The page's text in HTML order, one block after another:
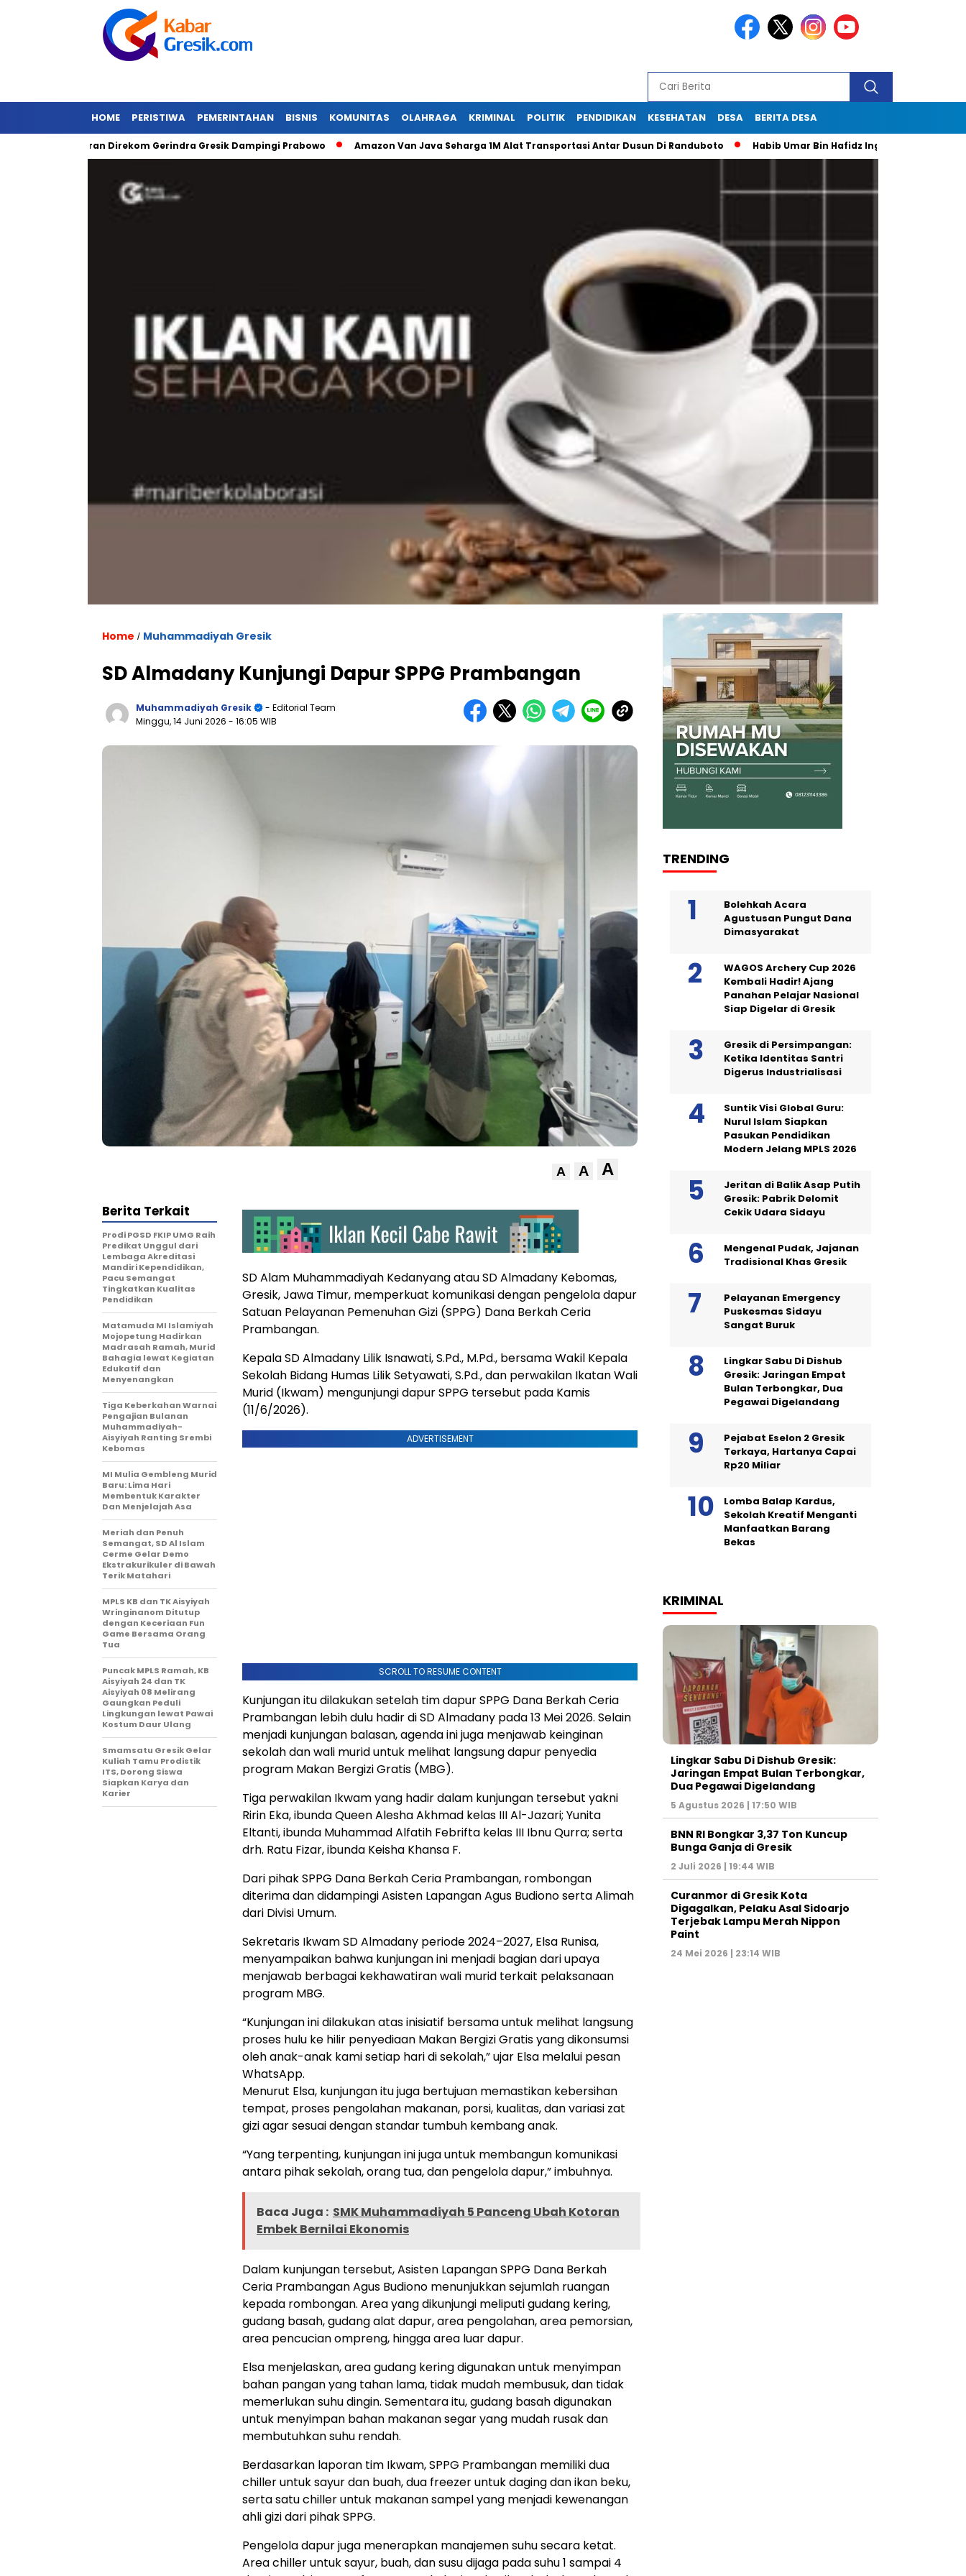
HOME PERISTIWA PEMERINTAHAN BISNIS KOMUNITAS OLAHRAGA KRIMINAL POLITIK PENDIDIKAN KESEHATAN DESA BERITA DESA
Gibran Direkom Gerindra Gresik Dampingi Prabowo Amazon Van Java Seharga 1M Alat Transportasi Antar Dusun Di Randuboto Habib Umar Bin Hafidz Ingatkan Warga Gresik Untuk
Home / Muhammadiyah Gresik
SD Almadany Kunjungi Dapur SPPG Prambangan
Muhammadiyah Gresik
- Editorial Team
Minggu, 14 Juni 2026 - 16:05 WIB
A A A
SD Alam Muhammadiyah Kedanyang atau SD Almadany Kebomas,
Gresik, Jawa Timur, memperkuat komunikasi dengan pengelola dapur
Satuan Pelayanan Pemenuhan Gizi (SPPG) Dana Berkah Ceria
Prambangan.
Kepala SD Almadany Lilik Isnawati, S.Pd., M.Pd., bersama Wakil Kepala
Sekolah Bidang Humas Lilik Setyawati, S.Pd., dan perwakilan Ikatan Wali
Murid (Ikwam) mengunjungi dapur SPPG tersebut pada Kamis
(11/6/2026).
ADVERTISEMENT
SCROLL TO RESUME CONTENT
Kunjungan itu dilakukan setelah tim dapur SPPG Dana Berkah Ceria
Prambangan lebih dulu hadir di SD Almadany pada 13 Mei 2026. Selain
menjadi kunjungan balasan, agenda ini juga menjawab keinginan
sekolah dan wali murid untuk melihat langsung dapur penyedia
program Makan Bergizi Gratis (MBG).
Tiga perwakilan Ikwam yang hadir dalam kunjungan tersebut yakni
Ririn Eka, ibunda Queen Alesha Akhmad kelas III Al-Jazari; Yunita
Eltanti, ibunda Muhammad Alfatih Febrifta kelas III Ibnu Qurra; serta
drh. Ratu Fizar, ibunda Keisha Khansa F.
Dari pihak SPPG Dana Berkah Ceria Prambangan, rombongan
diterima dan didampingi Asisten Lapangan Agus Budiono serta Alimah
dari Divisi Umum.
Sekretaris Ikwam SD Almadany periode 2024–2027, Elsa Runisa,
menyampaikan bahwa kunjungan ini menjadi bagian dari upaya
menjawab berbagai kekhawatiran wali murid terkait pelaksanaan
program MBG.
“Kunjungan ini dilakukan atas inisiatif bersama untuk melihat langsung
proses hulu ke hilir penyediaan Makan Bergizi Gratis yang dikonsumsi
oleh anak-anak kami setiap hari di sekolah,” ujar Elsa melalui pesan
WhatsApp.
Menurut Elsa, kunjungan itu juga bertujuan memastikan kebersihan
tempat, proses pengolahan makanan, porsi, kualitas, dan variasi zat
gizi agar sesuai dengan standar tumbuh kembang anak.
“Yang terpenting, kunjungan ini juga untuk membangun komunikasi
antara pihak sekolah, orang tua, dan pengelola dapur,” imbuhnya.
Baca Juga : SMK Muhammadiyah 5 Panceng Ubah Kotoran
Embek Bernilai Ekonomis
Dalam kunjungan tersebut, Asisten Lapangan SPPG Dana Berkah
Ceria Prambangan Agus Budiono menunjukkan sejumlah ruangan
kepada rombongan. Area yang dikunjungi meliputi gudang kering,
gudang basah, gudang alat dapur, area pengolahan, area pemorsian,
area pencucian ompreng, hingga area luar dapur.
Elsa menjelaskan, area gudang kering digunakan untuk menyimpan
bahan pangan yang tahan lama, tidak mudah membusuk, dan tidak
memerlukan suhu dingin. Sementara itu, gudang basah digunakan
untuk menyimpan bahan makanan segar yang mudah rusak dan
membutuhkan suhu rendah.
Berdasarkan laporan tim Ikwam, SPPG Prambangan memiliki dua
chiller untuk sayur dan buah, dua freezer untuk daging dan ikan beku,
serta satu chiller untuk makanan sampel yang menjadi kewenangan
ahli gizi dari pihak SPPG.
Pengelola dapur juga menerapkan manajemen suhu secara ketat.
Area chiller untuk sayur, buah, dan susu dijaga pada suhu 1 sampai 4
Berita Terkait
Prodi PGSD FKIP UMG Raih
Predikat Unggul dari
Lembaga Akreditasi
Mandiri Kependidikan,
Pacu Semangat
Tingkatkan Kualitas
Pendidikan
Matamuda MI Islamiyah
Mojopetung Hadirkan
Madrasah Ramah, Murid
Bahagia lewat Kegiatan
Edukatif dan
Menyenangkan
Tiga Keberkahan Warnai
Pengajian Bulanan
Muhammadiyah-
Aisyiyah Ranting Srembi
Kebomas
MI Mulia Gembleng Murid
Baru: Lima Hari
Membentuk Karakter
Dan Menjelajah Asa
Meriah dan Penuh
Semangat, SD Al Islam
Cerme Gelar Demo
Ekstrakurikuler di Bawah
Terik Matahari
MPLS KB dan TK Aisyiyah
Wringinanom Ditutup
dengan Keceriaan Fun
Game Bersama Orang
Tua
Puncak MPLS Ramah, KB
Aisyiyah 24 dan TK
Aisyiyah 08 Melirang
Gaungkan Peduli
Lingkungan lewat Pawai
Kostum Daur Ulang
Smamsatu Gresik Gelar
Kuliah Tamu Prodistik
ITS, Dorong Siswa
Siapkan Karya dan
Karier
TRENDING
Bolehkah Acara
Agustusan Pungut Dana
Dimasyarakat
WAGOS Archery Cup 2026
Kembali Hadir! Ajang
Panahan Pelajar Nasional
Siap Digelar di Gresik
Gresik di Persimpangan:
Ketika Identitas Santri
Digerus Industrialisasi
Suntik Visi Global Guru:
Nurul Islam Siapkan
Pasukan Pendidikan
Modern Jelang MPLS 2026
Jeritan di Balik Asap Putih
Gresik: Pabrik Delomit
Cekik Udara Sidayu
Mengenal Pudak, Jajanan
Tradisional Khas Gresik
Pelayanan Emergency
Puskesmas Sidayu
Sangat Buruk
Lingkar Sabu Di Dishub
Gresik: Jaringan Empat
Bulan Terbongkar, Dua
Pegawai Digelandang
Pejabat Eselon 2 Gresik
Terkaya, Hartanya Capai
Rp20 Miliar
Lomba Balap Kardus,
Sekolah Kreatif Menganti
Manfaatkan Barang
Bekas
KRIMINAL
Lingkar Sabu Di Dishub Gresik:
Jaringan Empat Bulan Terbongkar,
Dua Pegawai Digelandang
5 Agustus 2026 | 17:50 WIB
BNN RI Bongkar 3,37 Ton Kuncup
Bunga Ganja di Gresik
2 Juli 2026 | 19:44 WIB
Curanmor di Gresik Kota
Digagalkan, Pelaku Asal Sidoarjo
Terjebak Lampu Merah Nippon
Paint
24 Mei 2026 | 23:14 WIB